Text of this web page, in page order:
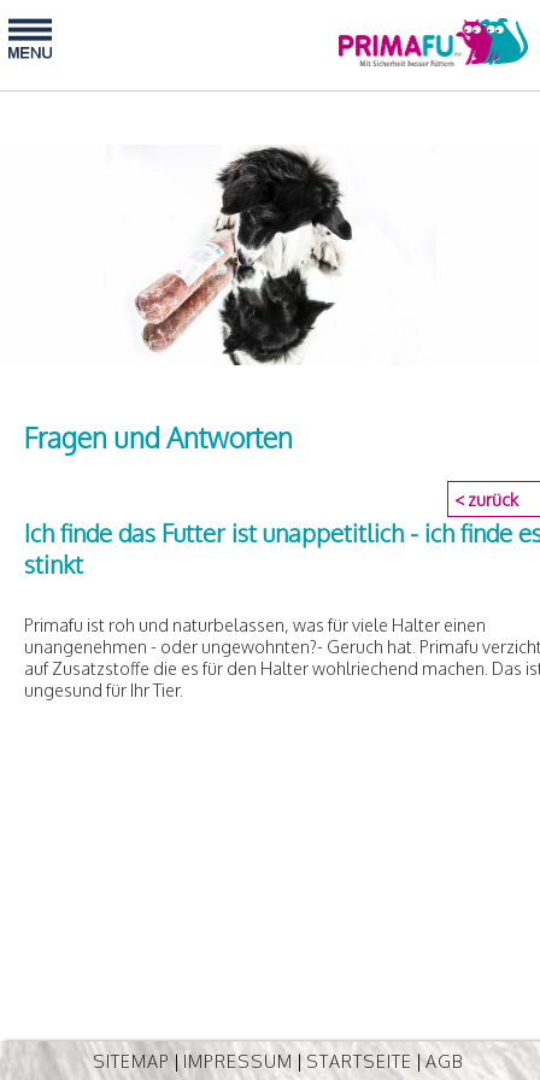
Fragen und Antworten
< zurück
Ich finde das Futter ist unappetitlich - ich finde
stinkt
Primafu ist roh und naturbelassen, was für viele Halter einen
unangenehmen - oder ungewohnten?- Geruch hat. Primafu
auf Zusatzstoffe die es für den Halter wohlriechend machen. Das
ungesund für Ihr Tier.
SITEMAP | IMPRESSUM | STARTSEITE |AGB